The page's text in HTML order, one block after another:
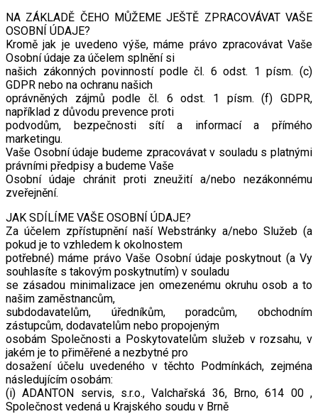
NA ZÁKLADĚ ČEHO MŮŽEME JEŠTĚ ZPRACOVÁVAT VAŠE
OSOBNÍ ÚDAJE?
Kromě jak je uvedeno výše, máme právo zpracovávat Vaše
Osobní údaje za účelem splnění si
našich zákonných povinností podle čl. 6 odst. 1 písm. (c)
GDPR nebo na ochranu našich
oprávněných zájmů podle čl. 6 odst. 1 písm. (f) GDPR,
například z důvodu prevence proti
podvodům, bezpečnosti sítí a informací a přímého
marketingu.
Vaše Osobní údaje budeme zpracovávat v souladu s platnými
právními předpisy a budeme Vaše
Osobní údaje chránit proti zneužití a/nebo nezákonnému
zveřejnění.
JAK SDÍLÍME VAŠE OSOBNÍ ÚDAJE?
Za účelem zpřístupnění naší Webstránky a/nebo Služeb (a
pokud je to vzhledem k okolnostem
potřebné) máme právo Vaše Osobní údaje poskytnout (a Vy
souhlasíte s takovým poskytnutím) v souladu
se zásadou minimalizace jen omezenému okruhu osob a to
našim zaměstnancům,
subdodavatelům, úředníkům, poradcům, obchodním
zástupcům, dodavatelům nebo propojeným
osobám Společnosti a Poskytovatelům služeb v rozsahu, v
jakém je to přiměřené a nezbytné pro
dosažení účelu uvedeného v těchto Podmínkách, zejména
následujícím osobám:
(i) ADANTON servis, s.r.o., Valchařská 36, Brno, 614 00 ,
Společnost vedená u Krajského soudu v Brně